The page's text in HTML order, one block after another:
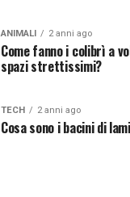
ANIMALI 2 anni ago
Come fanno i colibrì a
spazi strettissimi?
TECH 2 anni ago
Cosa sono i bacini di